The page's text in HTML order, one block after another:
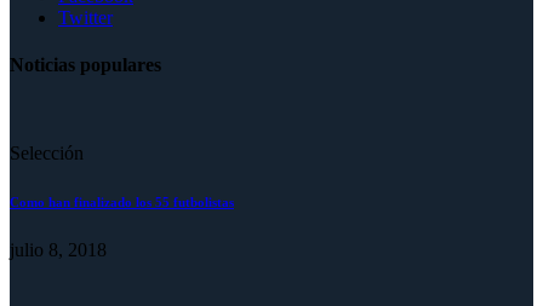
Twitter
Noticias populares
Selección
Como han finalizado los 55 futbolistas
julio 8, 2018